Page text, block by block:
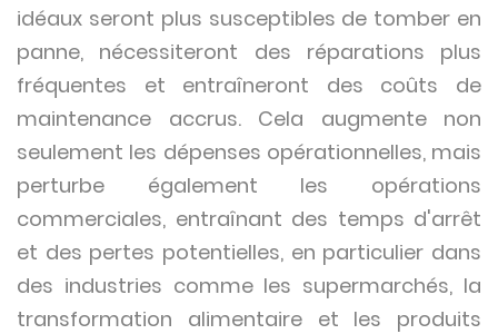
idéaux seront plus susceptibles de tomber en
panne, nécessiteront des réparations plus
fréquentes et entraîneront des coûts de
maintenance accrus. Cela augmente non
seulement les dépenses opérationnelles, mais
perturbe également les opérations
commerciales, entraînant des temps d'arrêt
et des pertes potentielles, en particulier dans
des industries comme les supermarchés, la
transformation alimentaire et les produits